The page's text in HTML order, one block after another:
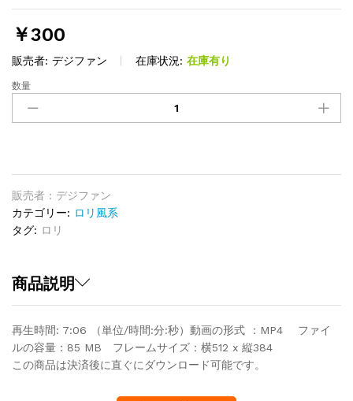
￥300
販売者: デジファン 在庫状況: 在庫有り
お
動
quantity
数量
販売者 : デジファン
カテゴリー: ロリ風系
タグ: ロリ
商品説明
再生時間: 7:06 （単位/時間:分:秒）動画の形式 ：MP4 ファイ
ルの容量：85 MB フレームサイズ：横512 x 縦384
この商品は決済後に直ぐにダウンロード可能です。